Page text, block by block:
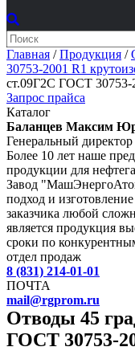
Главная /Продукция /
30753-2001 R1
ст.09Г2С ГОСТ 30753-
Запрос прайса
Каталог
Баланцев Максим
Генеральный директор
Более 10 лет наше
продукции для
Завод
подход и
заказчика любой
является продукция
сроки по
отдел продаж
8 (831) 214-01-01
ПОЧТА
mail@rgprom.ru
Отводы 45
ГОСТ 30753-